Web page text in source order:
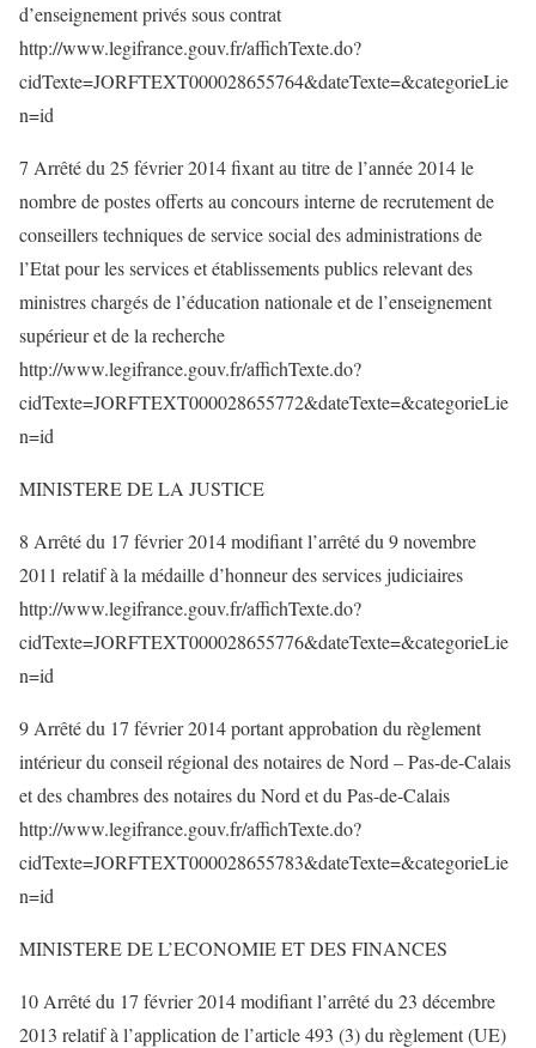
d’enseignement privés sous contrat
http://www.legifrance.gouv.fr/affichTexte.do?
cidTexte=JORFTEXT000028655764&dateTexte=&categorieLie
n=id
7 Arrêté du 25 février 2014 fixant au titre de l’année 2014 le
nombre de postes offerts au concours interne de recrutement de
conseillers techniques de service social des administrations de
l’Etat pour les services et établissements publics relevant des
ministres chargés de l’éducation nationale et de l’enseignement
supérieur et de la recherche
http://www.legifrance.gouv.fr/affichTexte.do?
cidTexte=JORFTEXT000028655772&dateTexte=&categorieLie
n=id
MINISTERE DE LA JUSTICE
8 Arrêté du 17 février 2014 modifiant l’arrêté du 9 novembre
2011 relatif à la médaille d’honneur des services judiciaires
http://www.legifrance.gouv.fr/affichTexte.do?
cidTexte=JORFTEXT000028655776&dateTexte=&categorieLie
n=id
9 Arrêté du 17 février 2014 portant approbation du règlement
intérieur du conseil régional des notaires de Nord – Pas-de-Calais
et des chambres des notaires du Nord et du Pas-de-Calais
http://www.legifrance.gouv.fr/affichTexte.do?
cidTexte=JORFTEXT000028655783&dateTexte=&categorieLie
n=id
MINISTERE DE L’ECONOMIE ET DES FINANCES
10 Arrêté du 17 février 2014 modifiant l’arrêté du 23 décembre
2013 relatif à l’application de l’article 493 (3) du règlement (UE)